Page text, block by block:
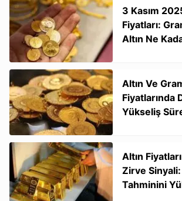
3 Kasım
Fiyatları:
Altın Ne
Altın Ve
Fiyatlarında
Yükseliş
Altın
Zirve
Tahminini